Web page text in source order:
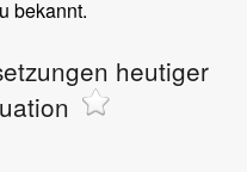
bekannt.
heutiger